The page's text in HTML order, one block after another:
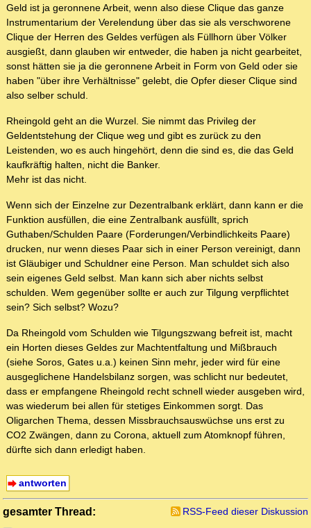
Geld ist ja geronnene Arbeit, wenn also diese Clique das ganze
Instrumentarium der Verelendung über das sie als verschworene
Clique der Herren des Geldes verfügen als Füllhorn über Völker
ausgießt, dann glauben wir entweder, die haben ja nicht gearbeitet,
sonst hätten sie ja die geronnene Arbeit in Form von Geld oder sie
haben "über ihre Verhältnisse" gelebt, die Opfer dieser Clique sind
also selber schuld.
Rheingold geht an die Wurzel. Sie nimmt das Privileg der
Geldentstehung der Clique weg und gibt es zurück zu den
Leistenden, wo es auch hingehört, denn die sind es, die das Geld
kaufkräftig halten, nicht die Banker.
Mehr ist das nicht.
Wenn sich der Einzelne zur Dezentralbank erklärt, dann kann er die
Funktion ausfüllen, die eine Zentralbank ausfüllt, sprich
Guthaben/Schulden Paare (Forderungen/Verbindlichkeits Paare)
drucken, nur wenn dieses Paar sich in einer Person vereinigt, dann
ist Gläubiger und Schuldner eine Person. Man schuldet sich also
sein eigenes Geld selbst. Man kann sich aber nichts selbst
schulden. Wem gegenüber sollte er auch zur Tilgung verpflichtet
sein? Sich selbst? Wozu?
Da Rheingold vom Schulden wie Tilgungszwang befreit ist, macht
ein Horten dieses Geldes zur Machtentfaltung und Mißbrauch
(siehe Soros, Gates u.a.) keinen Sinn mehr, jeder wird für eine
ausgeglichene Handelsbilanz sorgen, was schlicht nur bedeutet,
dass er empfangene Rheingold recht schnell wieder ausgeben wird,
was wiederum bei allen für stetiges Einkommen sorgt. Das
Oligarchen Thema, dessen Missbrauchsauswüchse uns erst zu
CO2 Zwängen, dann zu Corona, aktuell zum Atomknopf führen,
dürfte sich dann erledigt haben.
antworten
gesamter Thread:
RSS-Feed dieser Diskussion